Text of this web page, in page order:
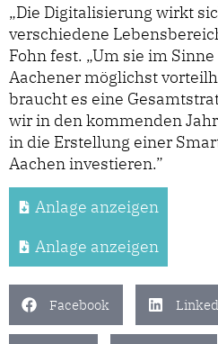
„Die Digitalisierung wirkt
verschiedene
Fohn fest. „Um sie im
Aachener möglichst
braucht es eine
wir in den kommenden
in die Erstellung einer
Aachen investieren.”
Anlage anzeigen
Anlage anzeigen
Facebook